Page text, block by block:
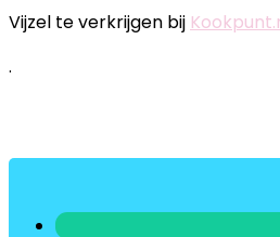
Vijzel te verkrijgen bij
.